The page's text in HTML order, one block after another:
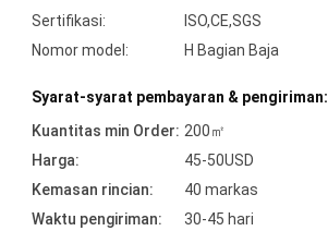
Sertifikasi:
ISO,CE,SGS
Nomor model:
H Bagian Baja
Syarat-syarat pembayaran & pengiriman:
Kuantitas min Order: 200㎡
Harga:
45-50USD
Kemasan rincian:
40 markas
Waktu pengiriman:
30-45 hari